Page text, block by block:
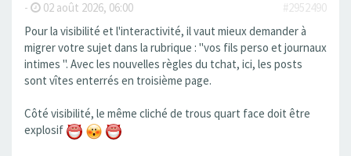
- 02 août 2026, 06:00
#2952490
Pour la visibilité et l'interactivité, il vaut mieux demander à
migrer votre sujet dans la rubrique : "vos fils perso et journaux
intimes ". Avec les nouvelles règles du tchat, ici, les posts
sont vîtes enterrés en troisième page.
Côté visibilité, le même cliché de trous quart face doit être
explosif